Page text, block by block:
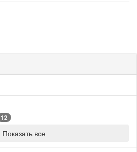
12
Показать все